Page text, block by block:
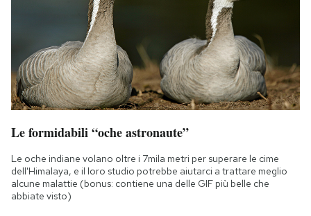
Le formidabili “oche astronaute”
Le oche indiane volano oltre i 7mila metri per superare le cime
dell'Himalaya, e il loro studio potrebbe aiutarci a trattare meglio
alcune malattie (bonus: contiene una delle GIF più belle che
abbiate visto)